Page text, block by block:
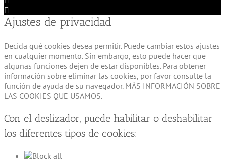
Cookie
Box
de
Cookie
Ajustes de privacidad
Decida qué cookies desea permitir. Puede cambiar estos ajustes
en cualquier momento. Sin embargo, esto puede hacer que
algunas funciones dejen de estar disponibles. Para obtener
información sobre eliminar las cookies, por favor consulte la
función de ayuda de su navegador. MÁS INFORMACIÓN SOBRE
LAS COOKIES QUE USAMOS.
Con el deslizador, puede habilitar o deshabilitar
los diferentes tipos de cookies: